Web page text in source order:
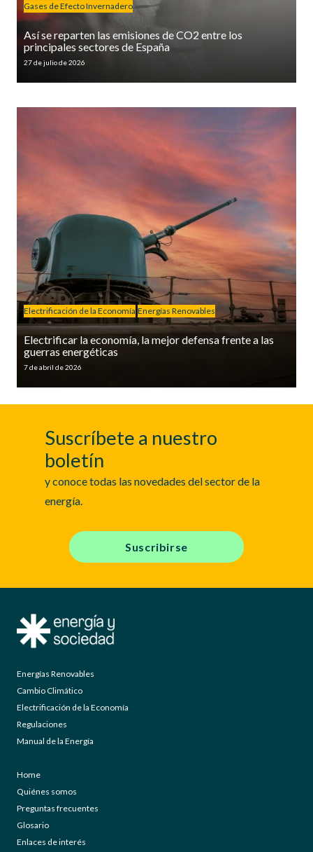
Gases de Efecto Invernadero
Así se reparten las emisiones de CO2 entre los
principales sectores de España
27 de julio de 2026
Electrificación de la Economía Energías Renovables
Electrificar la economía, la mejor defensa frente a las
guerras energéticas
7 de abril de 2026
Suscríbete a nuestro
boletín
y conoce todas las novedades del sector de la
energía.
Suscribirse
Energías Renovables
Cambio Climático
Electrificación de la Economía
Regulaciones
Manual de la Energía
Home
Quiénes somos
Preguntas frecuentes
Glosario
Enlaces de interés